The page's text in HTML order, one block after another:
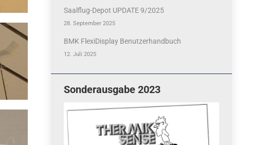
Saalflug-Depot UPDATE 9/2025
28. September 2025
BMK FlexiDisplay Benutzerhandbuch
12. Juli 2025
Sonderausgabe 2023